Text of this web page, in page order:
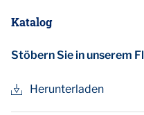
Katalog
Stöbern Sie in unserem
Herunterladen